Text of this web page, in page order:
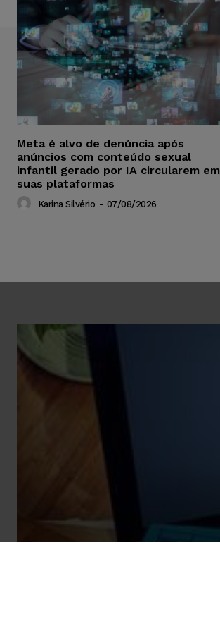
Meta é alvo de denúncia após
anúncios com conteúdo sexual
infantil gerado por IA circularem em
suas plataformas
Karina Silvério - 07/08/2026